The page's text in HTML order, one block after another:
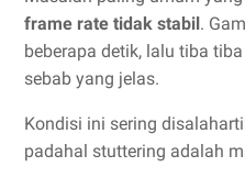
frame rate tidak stabil.
beberapa detik, lalu tiba
sebab yang jelas.
Kondisi ini sering
padahal stuttering adalah